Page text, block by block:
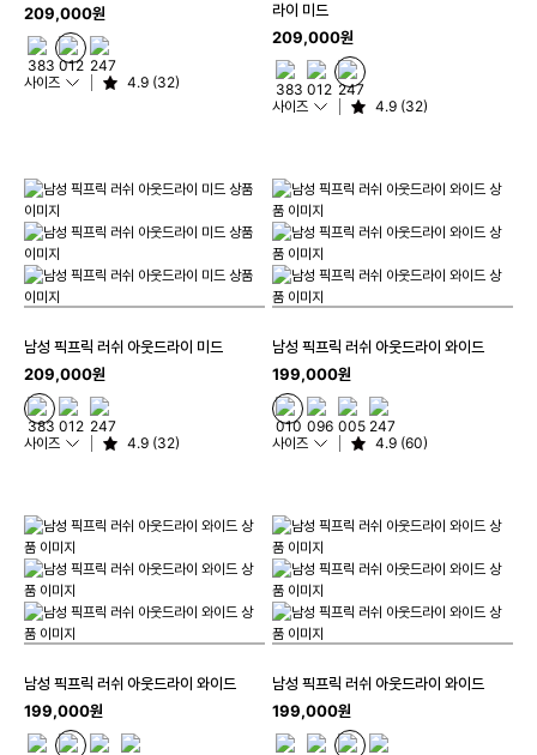
209,000원
사이즈 4.9 (32)
라이 미드
209,000원
사이즈 4.9 (32)
남성 픽프릭 러쉬 아웃드라이 미드
209,000원
사이즈 4.9 (32)
남성 픽프릭 러쉬 아웃드라이 와이드
199,000원
사이즈 4.9 (60)
남성 픽프릭 러쉬 아웃드라이 와이드
199,000원
남성 픽프릭 러쉬 아웃드라이 와이드
199,000원